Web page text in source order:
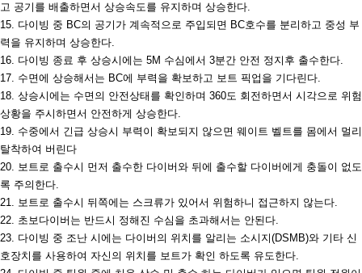
고 공기를 배출하면서 상승속도를 유지하며 상승한다.
15. 다이빙 중 BC의 공기가 계속적으로 주입되면 BC호수를 분리하고 중성 부
력을 유지하며 상승한다.
16. 다이빙 종료 후 상승시에는 5M 수심에서 3분간 안전 정지후 출수한다.
17. 수면에 상승해서는 BC에 부력을 확보하고 보트 픽업을 기다린다.
18. 상승시에는 수면의 안전상태를 확인하며 360도 회전하면서 시각으로 위험
상황을 주시하면서 안전하게 상승한다.
19. 수중에서 긴급 상승시 부력이 확보되지 않으면 웨이트 벨트를 몸에서 멀리
탈착하여 버린다
20. 보트로 출수시 먼저 출수한 다이버와 뒤에 출수할 다이버에게 충돌이 없도
록 주의한다.
21. 보트로 출수시 뒤쪽에는 스크류가 있어서 위험하니 접근하지 않는다.
22. 초보다이버는 반드시 정해진 수심을 초과해서는 안된다.
23. 다이빙 중 조난 시에는 다이버의 위치를 알리는 소시지(DSMB)와 기타 신
호장치를 사용하여 자신의 위치를 보트가 확인 하도록 유도한다.